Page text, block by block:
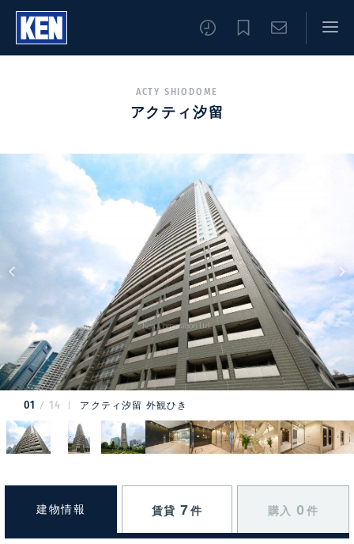
ACTY SHIODOME
アクティ汐留
01 14 アクティ汐留 外観ひき
建物情報 賃貸 7 件 購入 0 件